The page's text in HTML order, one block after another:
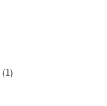
(1)